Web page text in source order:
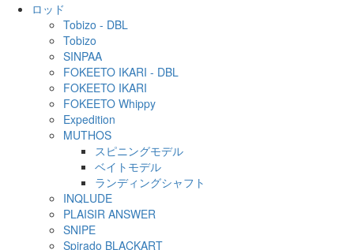
ロッド
Tobizo - DBL
Tobizo
SINPAA
FOKEETO IKARI - DBL
FOKEETO IKARI
FOKEETO Whippy
Expedition
MUTHOS
スピニングモデル
ベイトモデル
ランディングシャフト
INQLUDE
PLAISIR ANSWER
SNIPE
Spirado BLACKART